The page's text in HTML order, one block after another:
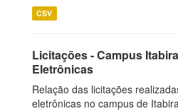
CSV
Licitações - Campus
Eletrônicas
Relação das licitações
eletrônicas no campus de